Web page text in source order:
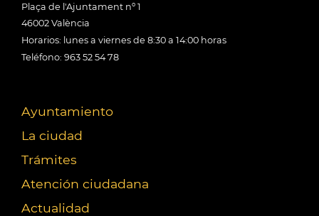
Plaça de l'Ajuntament nº 1
46002 València
Horarios: lunes a viernes de 8:30 a 14:00 horas
Teléfono: 963 52 54 78
Ayuntamiento
La ciudad
Trámites
Atención ciudadana
Actualidad